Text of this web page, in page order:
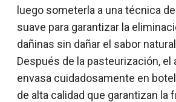
luego someterla a una técnica
suave para garantizar la
dañinas sin dañar el sabor
Después de la pasteurización, el
envasa cuidadosamente en
de alta calidad que garantizan la